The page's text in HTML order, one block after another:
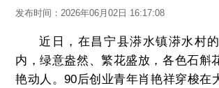
发布时间： 2026年06月02日 16:17:08
近日，在昌宁县漭水镇漭水村
内，绿意盎然、繁花盛放，各色石斛
艳动人。90后创业青年肖艳祥穿梭在